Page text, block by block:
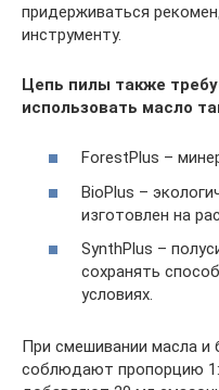
придерживаться
инструменту.
Цепь пилы также
использовать масло
ForestPlus –
BioPlus –
изготовлен на
SynthPlus –
сохранять
условиях.
При смешивании масла и
соблюдают пропорцию